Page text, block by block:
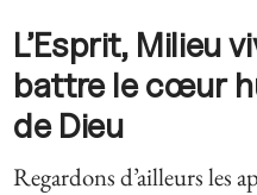
L’Esprit, Milieu
battre le cœur
de Dieu
Regardons d’ailleurs les